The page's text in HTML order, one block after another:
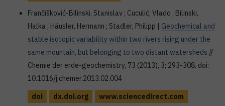
Frančišković-Bilinski, Stanislav ; Cuculić, Vlado ; Bilinski,
Halka ; Häusler, Hermann ; Stadler, Philipp | Geochemical and
stable isotopic variability within two rivers rising under the
same mountain, but belonging to two distant watersheds //
Chemie der erde-geochemistry, 73 (2013), 3; 293-308. doi:
10.1016/j.chemer.2013.02.004
doi
dx.doi.org
www.sciencedirect.com